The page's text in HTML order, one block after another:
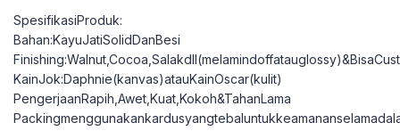
SpesifikasiProduk:
Bahan:KayuJatiSolidDanBesi
KainJok:Daphnie(kanvas)atauKainOscar(kulit)
PengerjaanRapih,Awet,Kuat,Kokoh&TahanLama